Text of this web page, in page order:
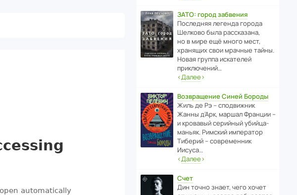
ЗАТО: город забвения
После­дняя легенда города
Шелково была расска­зана,
но в мире ещё много мест,
хранящих свои мрачные тайны.
Новая группа иска­телей
приключений…
‹Далее›
Возвращение Синей Бороды
Жиль де Рэ – спод­ви­жник
Жанны д’Арк, маршал Франции –
и кровавый серийный убийца-
маньяк. Римский импе­ратор
Тиберий – совре­менник
Иисуса…
‹Далее›
Счет
Дин точно знает, чего хочет